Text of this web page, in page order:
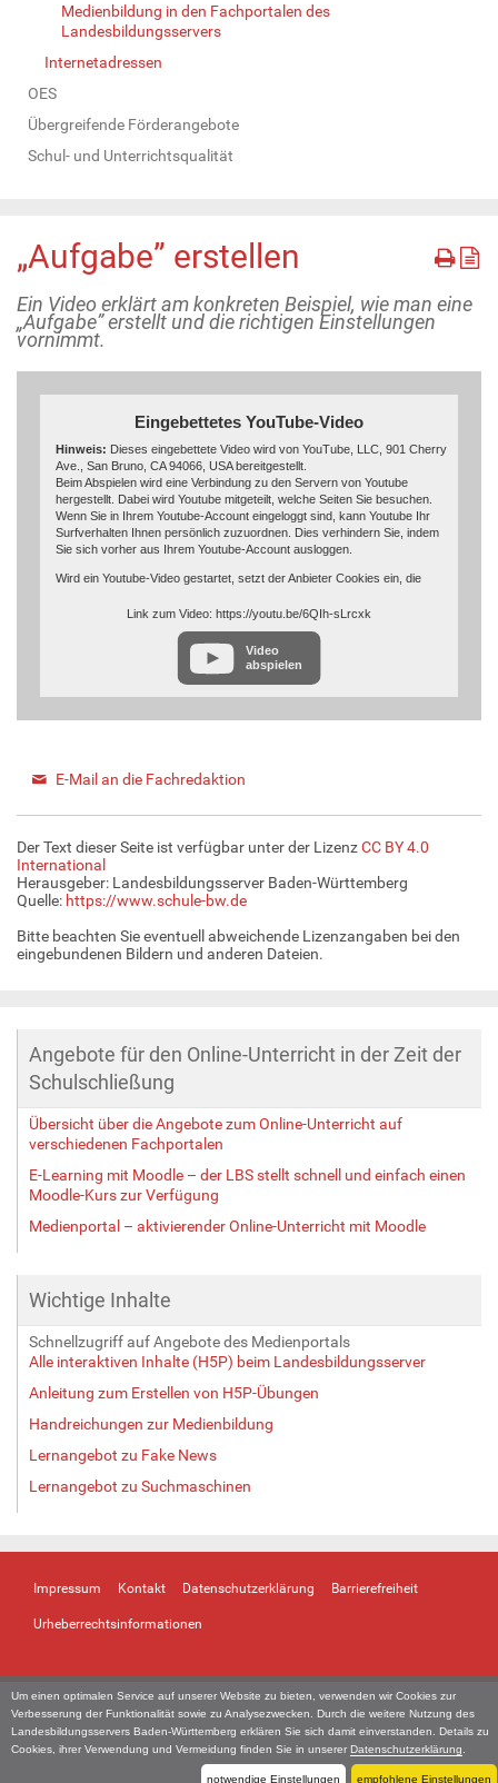
Um einen optimalen Service auf unserer Website zu bieten, verwenden wir Cookies zur
Verbesserung der Funktionalität sowie zu Analysezwecken. Durch die weitere Nutzung des
Landesbildungsservers Baden-Württemberg erklären Sie sich damit einverstanden. Details zu
Cookies, ihrer Verwendung und Vermeidung finden Sie in unserer Datenschutzerklärung
notwendige Einstellungen empfohlene Einstellungen
Medienbildung in den Fachportalen des
Landesbildungsservers
Internetadressen
OES
Übergreifende Förderangebote
Schul- und Unterrichtsqualität
„Aufgabe” erstellen
Ein Video erklärt am konkreten Beispiel, wie man eine
„Aufgabe” erstellt und die richtigen Einstellungen
vornimmt.
Eingebettetes YouTube-Video
Hinweis: Dieses eingebettete Video wird von YouTube, LLC, 901 Cherry
Ave., San Bruno, CA 94066, USA bereitgestellt.
Beim Abspielen wird eine Verbindung zu den Servern von Youtube
hergestellt. Dabei wird Youtube mitgeteilt, welche Seiten Sie besuchen.
Wenn Sie in Ihrem Youtube-Account eingeloggt sind, kann Youtube Ihr
Surfverhalten Ihnen persönlich zuzuordnen. Dies verhindern Sie, indem
Sie sich vorher aus Ihrem Youtube-Account ausloggen.
Wird ein Youtube-Video gestartet, setzt der Anbieter Cookies ein, die
Wer das Speichern von Cookies für das Google-Ad-Programm
deaktiviert hat, wird auch beim Anschauen von Youtube-Videos mit
keinen solchen Cookies rechnen müssen. Youtube legt aber auch in
anderen Cookies nicht-personenbezogene Nutzungsinformationen ab.
https://www.google.de/intl/de/policies/privacy/
Link zum Video: https://youtu.be/6QIh-sLrcxk
Video
abspielen
E-Mail an die Fachredaktion
Der Text dieser Seite ist verfügbar unter der LizenzCC BY 4.0
International
Herausgeber: Landesbildungsserver Baden-Württemberg
Quelle: https://www.schule-bw.de
Bitte beachten Sie eventuell abweichende Lizenzangaben bei den
eingebundenen Bildern und anderen Dateien.
Angebote für den Online-Unterricht in der Zeit der
Schulschließung
Übersicht über die Angebote zum Online-Unterricht auf
verschiedenen Fachportalen
E-Learning mit Moodle – der LBS stellt schnell und einfach einen
Moodle-Kurs zur Verfügung
Medienportal – aktivierender Online-Unterricht mit Moodle
Wichtige Inhalte
Schnellzugriff auf Angebote des Medienportals
Alle interaktiven Inhalte (H5P) beim Landesbildungsserver
Anleitung zum Erstellen von H5P-Übungen
Handreichungen zur Medienbildung
Lernangebot zu Fake News
Lernangebot zu Suchmaschinen
Impressum Kontakt Datenschutzerklärung Barrierefreiheit
Urheberrechtsinformationen